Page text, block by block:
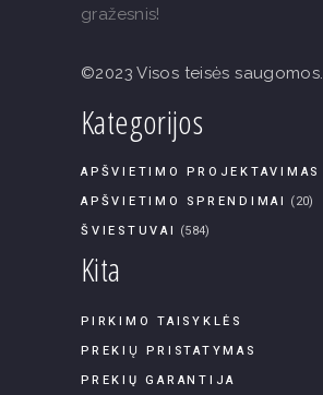
gražesnis!
©2023 Visos teisės saugomos.
Kategorijos
APŠVIETIMO PROJEKTAVIMAS
APŠVIETIMO SPRENDIMAI (20)
ŠVIESTUVAI (584)
Kita
PIRKIMO TAISYKLĖS
PREKIŲ PRISTATYMAS
PREKIŲ GARANTIJA